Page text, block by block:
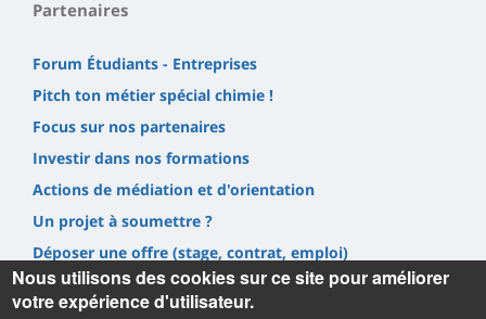
Partenaires
Forum Étudiants - Entreprises
Pitch ton métier spécial chimie !
Focus sur nos partenaires
Investir dans nos formations
Actions de médiation et d'orientation
Un projet à soumettre ?
Déposer une offre (stage, contrat, emploi)
Prestations
Nous utilisons des cookies sur ce site pour améliorer
votre expérience d'utilisateur.